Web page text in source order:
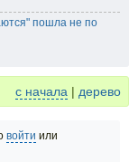
пошла не по
с начала | дерево
войти или